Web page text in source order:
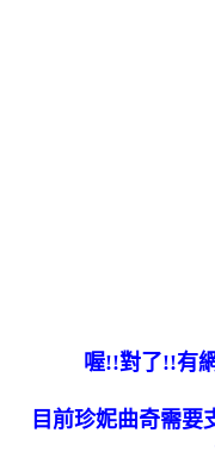
喔!!對了!!有
目前珍妮曲奇需要